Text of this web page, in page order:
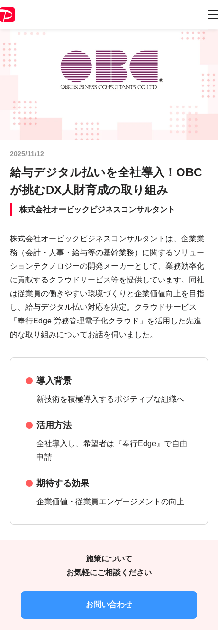
2025/11/12
給与デジタル払いを全社導入！OBC
が挑むDX人財育成の取り組み
株式会社オービックビジネスコンサルタント
株式会社オービックビジネスコンサルタントは、企業業
務（会計・人事・給与等の基幹業務）に関するソリュー
ションテクノロジーの開発メーカーとして、業務効率化
に貢献するクラウドサービス等を提供しています。同社
は従業員の働きやすい環境づくりと企業価値向上を目指
し、給与デジタル払い対応を決定。クラウドサービス
「奉行Edge 労務管理電子化クラウド」を活用した先進
的な取り組みについてお話を伺いました。
導入背景
新技術を積極導入するポジティブな組織へ
活用方法
全社導入し、希望者は『奉行Edge』で自由
申請
期待する効果
企業価値・従業員エンゲージメントの向上
施策について
お気軽にご相談ください
お問い合わせ